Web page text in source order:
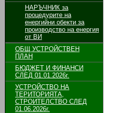
НАРЪЧНИК за
процедурите на
енергийни обекти за
производство на енергия
от ВИ
ОБЩ УСТРОЙСТВЕН
ПЛАН
БЮДЖЕТ И ФИНАНСИ
СЛЕД 01.01.2026г.
УСТРОЙСТВО НА
ТЕРИТОРИЯТА,
СТРОИТЕЛСТВО СЛЕД
01.06.2026г.